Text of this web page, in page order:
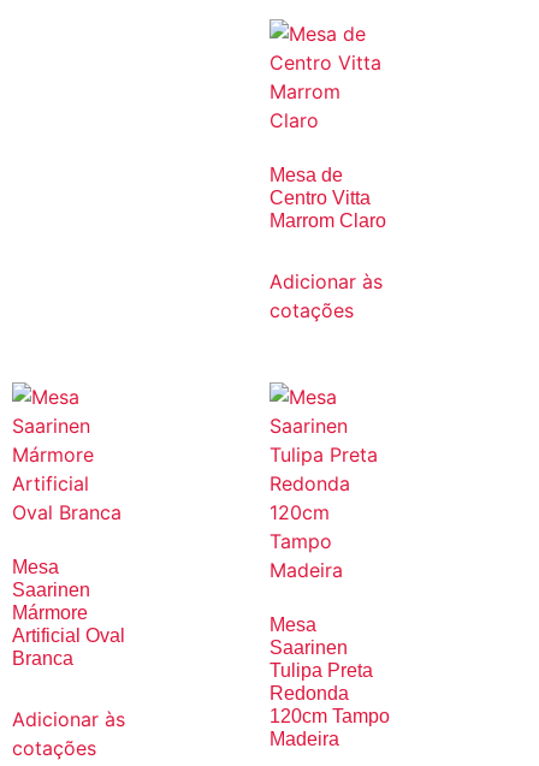
Mesa de
Centro Vitta
Marrom Claro
Adicionar às
cotações
Mesa
Saarinen
Mármore
Artificial Oval
Branca
Adicionar às
cotações
Mesa
Saarinen
Tulipa Preta
Redonda
120cm Tampo
Madeira